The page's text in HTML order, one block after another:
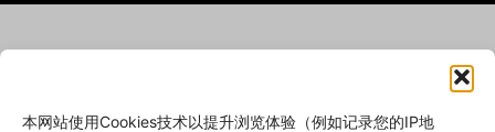
本网站使用Cookies技术以提升浏览体验（例如记录您的IP地